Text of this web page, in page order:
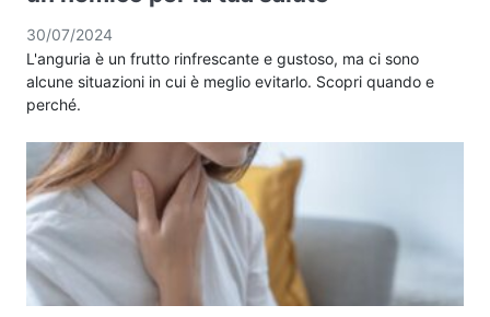
30/07/2024
L'anguria è un frutto rinfrescante e gustoso, ma ci sono
alcune situazioni in cui è meglio evitarlo. Scopri quando e
perché.